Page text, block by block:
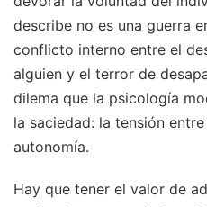
describe no es una guerra
conflicto interno entre el
alguien y el terror de
dilema que la psicología
la saciedad: la tensión
autonomía.
Hay que tener el valor de